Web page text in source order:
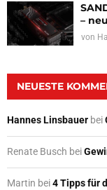
–
von
NEUESTE
Hannes Linsbauer bei
Renate Busch bei
Martin bei4 Tipps für